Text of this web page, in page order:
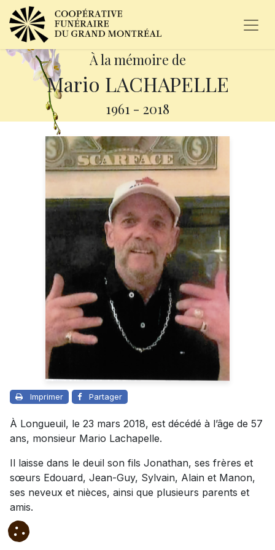
À la mémoire de
Mario LACHAPELLE
1961 - 2018
Imprimer Partager
À Longueuil, le 23 mars 2018, est décédé à l’âge de 57
ans, monsieur Mario Lachapelle.
Il laisse dans le deuil son fils Jonathan, ses frères et
sœurs Edouard, Jean-Guy, Sylvain, Alain et Manon,
ses neveux et nièces, ainsi que plusieurs parents et
amis.